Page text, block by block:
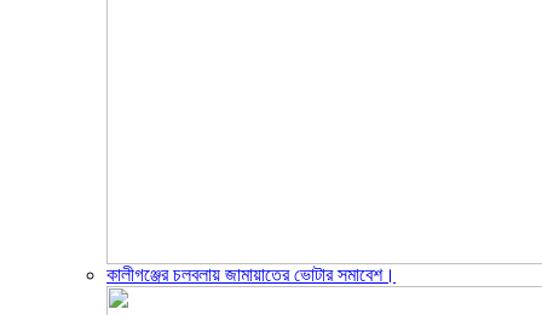
কালীগঞ্জের চলবলায় জামায়াতের ভোটার সমাবেশ।